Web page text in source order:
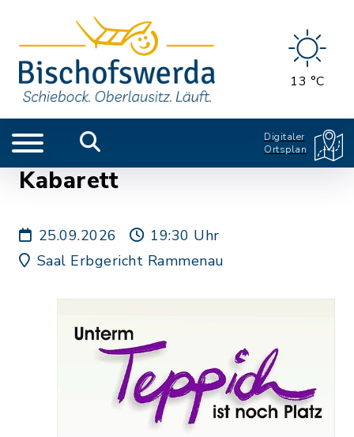
13 °C
Digitaler
Ortsplan
Kabarett
25.09.2026
19:30 Uhr
Saal Erbgericht Rammenau